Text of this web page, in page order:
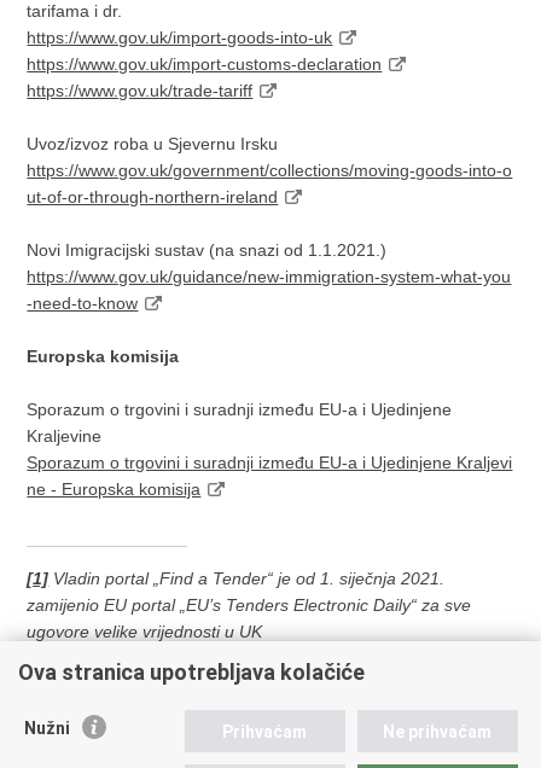
tarifama i dr.
https://www.gov.uk/import-goods-into-uk
https://www.gov.uk/import-customs-declaration
https://www.gov.uk/trade-tariff
Uvoz/izvoz roba u Sjevernu Irsku
https://www.gov.uk/government/collections/moving-goods-into-o
ut-of-or-through-northern-ireland
Novi Imigracijski sustav (na snazi od 1.1.2021.)
https://www.gov.uk/guidance/new-immigration-system-what-you
-need-to-know
Europska komisija
Sporazum o trgovini i suradnji između EU-a i Ujedinjene
Kraljevine
Sporazum o trgovini i suradnji između EU-a i Ujedinjene Kraljevi
ne - Europska komisija
[1] Vladin portal „Find a Tender“ je od 1. siječnja 2021.
zamijenio EU portal „EU’s Tenders Electronic Daily“ za sve
ugovore velike vrijednosti u UK
Ova stranica upotrebljava kolačiće
Nužni Prihvaćam Ne prihvaćam